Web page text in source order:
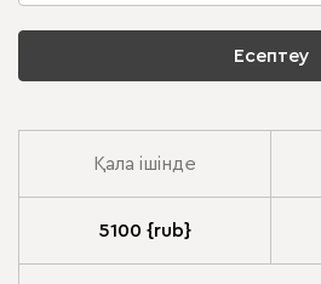
Есептеу
Қала ішінде
5100 {rub}